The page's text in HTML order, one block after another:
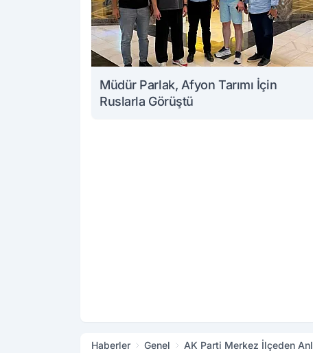
Müdür Parlak, Afyon Tarımı İçin
Ruslarla Görüştü
Haberler Genel AK Parti Merkez İlçeden